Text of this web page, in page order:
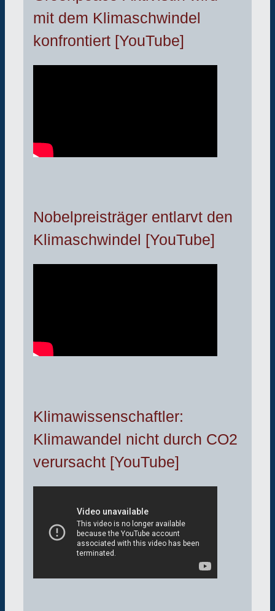
mit dem Klimaschwindel
konfrontiert [YouTube]
Nobelpreisträger entlarvt den
Klimaschwindel [YouTube]
Klimawissenschaftler:
Klimawandel nicht durch CO2
verursacht [YouTube]